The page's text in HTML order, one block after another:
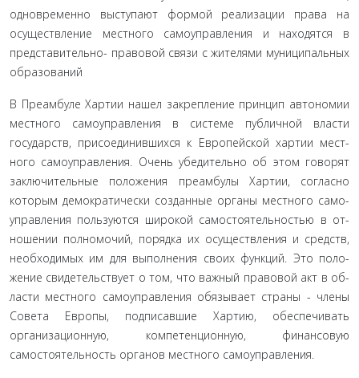
одновременно выступают формой реализации права на
осуществление местного само­управления и находятся в
представительно- правовой связи с жителями муниципальных
образований
В Преамбуле Хартии нашел закрепление принцип авто­номии
местного самоуправления в системе публичной власти
государств, присоединившихся к Европейской хартии мест­
ного самоуправления. Очень убедительно об этом говорят
заключительные положения преамбулы Хартии, согласно
которым демократически созданные органы местного само­
управления пользуются широкой самостоятельностью в от­
ношении полномочий, порядка их осуществления и средств,
необходимых им для выполнения своих функций. Это поло­
жение свидетельствует о том, что важный правовой акт в об­
ласти местного самоуправления обязывает страны - члены
Совета Европы, подписавшие Хартию, обеспечивать
организа­ционную, компетенционную, финансовую
самостоятельность органов местного самоуправления.